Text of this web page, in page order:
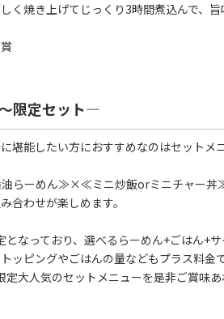
く焼き上げてじっくり3時間煮込んで、
限定セット―
堪能したい方におすすめなのはセットメニ
らーめん≫×≪ミニ炒飯orミニチャー
合わせが楽しめます。
となっており、選べるらーめん+ごはん+
ッピングやごはんの量などもプラス料金
定大人気のセットメニューを是非ご賞味あ